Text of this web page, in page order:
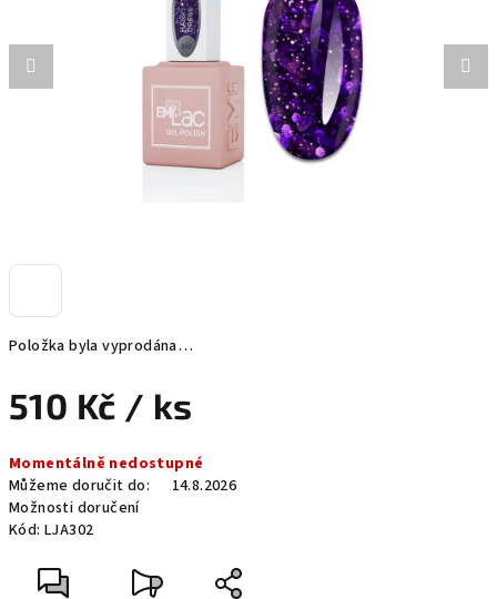
Položka byla vyprodána…
510 Kč / ks
cena:
Momentálně nedostupné
Můžeme doručit do:
14.8.2026
Možnosti doručení
Kód: LJA302
hvězdiček.